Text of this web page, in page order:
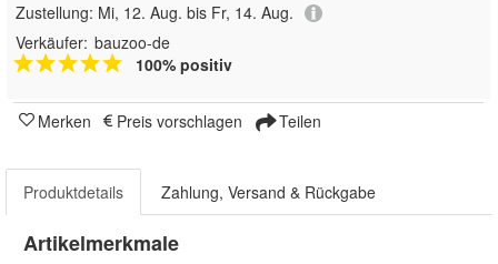
Zustellung: Mi, 12. Aug. bis Fr, 14. Aug.
Verkäufer: bauzoo-de
100% positiv
Merken Preis vorschlagen Teilen
Produktdetails Zahlung, Versand & Rückgabe
Artikelmerkmale